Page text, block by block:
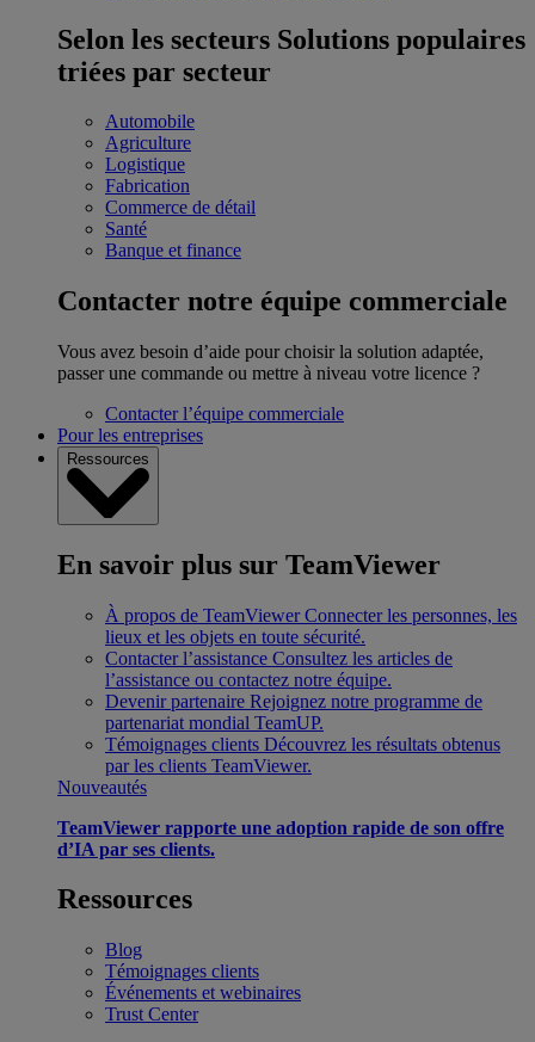
Selon les secteurs Solutions populaires
triées par secteur
Automobile
Agriculture
Logistique
Fabrication
Commerce de détail
Santé
Banque et finance
Contacter notre équipe commerciale
Vous avez besoin d’aide pour choisir la solution adaptée,
passer une commande ou mettre à niveau votre licence ?
Contacter l’équipe commerciale
Pour les entreprises
Ressources
En savoir plus sur TeamViewer
À propos de TeamViewer Connecter les personnes, les
lieux et les objets en toute sécurité.
Contacter l’assistance Consultez les articles de
l’assistance ou contactez notre équipe.
Devenir partenaire Rejoignez notre programme de
partenariat mondial TeamUP.
Témoignages clients Découvrez les résultats obtenus
par les clients TeamViewer.
Nouveautés
TeamViewer rapporte une adoption rapide de son offre
d’IA par ses clients.
Ressources
Blog
Témoignages clients
Événements et webinaires
Trust Center